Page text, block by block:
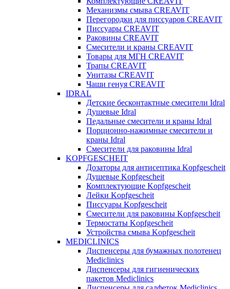
Механизмы смыва CREAVIT
Перегородки для писсуаров CREAVIT
Писсуары CREAVIT
Раковины CREAVIT
Смесители и краны CREAVIT
Товары для МГН CREAVIT
Трапы CREAVIT
Унитазы CREAVIT
Чаши генуя CREAVIT
IDRAL
Детские бесконтактные смесители Idral
Душевые Idral
Педальные смесители и краны Idral
Порционно-нажимные смесители и
краны Idral
Смеcители для раковины Idral
KOPFGESCHEIT
Дозаторы для антисептика Kopfgescheit
Душевые Kopfgescheit
Комплектующие Kopfgescheit
Лейки Kopfgescheit
Писсуары Kopfgescheit
Смесители для раковины Kopfgescheit
Термостаты Kopfgescheit
Устройства смыва Kopfgescheit
MEDICLINICS
Диспенсеры для бумажных полотенец
Mediclinics
Диспенсеры для гигиенических
пакетов Mediclinics